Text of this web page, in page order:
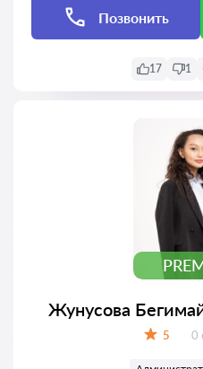
Позвонить
17 1
Жунусова
5 0